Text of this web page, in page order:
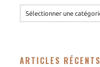
ARTICLES RÉCENTS